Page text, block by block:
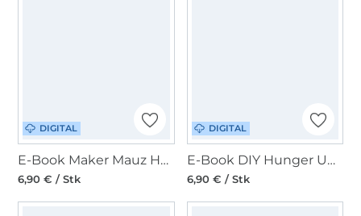
DIGITAL
E-Book Maker Mauz Handtasche Zahro
6,90 € / Stk
DIGITAL
E-Book DIY Hunger Umhängetasche Triangle
6,90 € / Stk